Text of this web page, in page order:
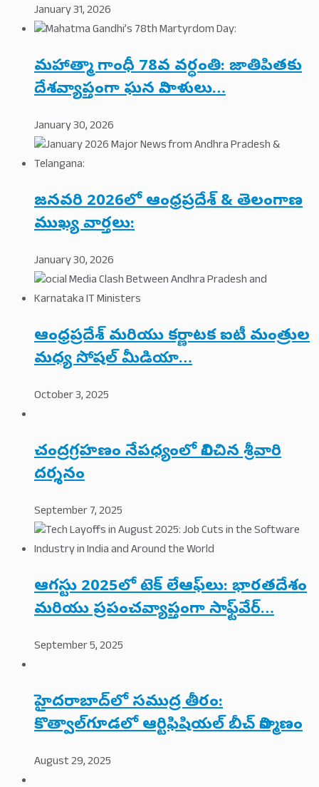
January 31, 2026
మహాత్మా గాంధీ 78వ వర్ధంతి: జాతిపితకు
దేశవ్యాప్తంగా ఘన నివాళులు…
January 30, 2026
జనవరి 2026లో ఆంధ్రప్రదేశ్ & తెలంగాణ
ముఖ్య వార్తలు:
January 30, 2026
ఆంధ్రప్రదేశ్ మరియు కర్ణాటక ఐటీ మంత్రుల
మధ్య సోషల్ మీడియా…
October 3, 2025
చంద్రగ్రహణం నేపధ్యంలో నిలిచిన శ్రీవారి
దర్శనం
September 7, 2025
ఆగస్టు 2025లో టెక్ లేఆఫ్‌లు: భారతదేశం
మరియు ప్రపంచవ్యాప్తంగా సాఫ్ట్‌వేర్…
September 5, 2025
హైదరాబాద్‌లో సముద్ర తీరం:
కొత్వాల్‌గూడలో ఆర్టిఫిషియల్ బీచ్ నిర్మాణం
August 29, 2025